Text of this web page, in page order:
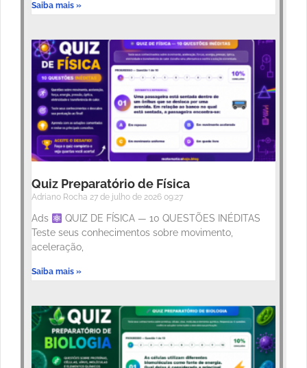
Saiba mais »
Quiz Preparatório de Física
Adriano Rocha 27 de julho de 2026 09:27
Ads
QUIZ DE FÍSICA — 10 QUESTÕES INÉDITAS
Teste seus conhecimentos sobre movimento,
aceleração,
Saiba mais »